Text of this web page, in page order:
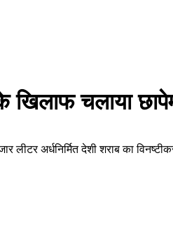
चलाया
अर्धनिर्मित देशी शराब का